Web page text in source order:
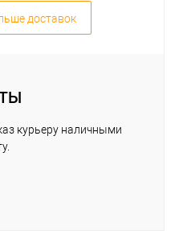
доставок
курьеру наличными